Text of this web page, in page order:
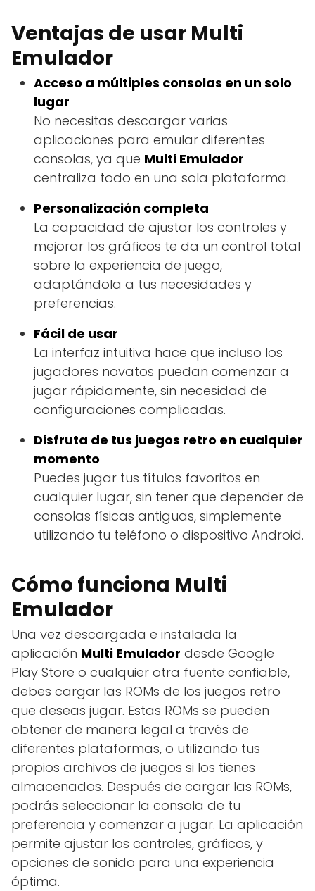
Ventajas de usar Multi
Emulador
Acceso a múltiples consolas en un solo
lugar
No necesitas descargar varias
aplicaciones para emular diferentes
consolas, ya que Multi Emulador
centraliza todo en una sola plataforma.
Personalización completa
La capacidad de ajustar los controles y
mejorar los gráficos te da un control total
sobre la experiencia de juego,
adaptándola a tus necesidades y
preferencias.
Fácil de usar
La interfaz intuitiva hace que incluso los
jugadores novatos puedan comenzar a
jugar rápidamente, sin necesidad de
configuraciones complicadas.
Disfruta de tus juegos retro en cualquier
momento
Puedes jugar tus títulos favoritos en
cualquier lugar, sin tener que depender de
consolas físicas antiguas, simplemente
utilizando tu teléfono o dispositivo Android.
Cómo funciona Multi
Emulador
Una vez descargada e instalada la
aplicación Multi Emulador desde Google
Play Store o cualquier otra fuente confiable,
debes cargar las ROMs de los juegos retro
que deseas jugar. Estas ROMs se pueden
obtener de manera legal a través de
diferentes plataformas, o utilizando tus
propios archivos de juegos si los tienes
almacenados. Después de cargar las ROMs,
podrás seleccionar la consola de tu
preferencia y comenzar a jugar. La aplicación
permite ajustar los controles, gráficos, y
opciones de sonido para una experiencia
óptima.